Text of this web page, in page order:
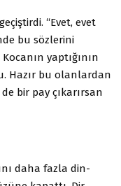
“Evet, evet
bu sözle­rini
yaptı­ğının
Hazır bu olanlardan
bir pay çıkarırsan
daha fazla din­